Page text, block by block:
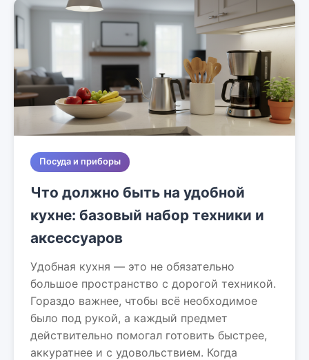
Посуда и приборы
Что должно быть на удобной
кухне: базовый набор техники и
аксессуаров
Удобная кухня — это не обязательно
большое пространство с дорогой техникой.
Гораздо важнее, чтобы всё необходимое
было под рукой, а каждый предмет
действительно помогал готовить быстрее,
аккуратнее и с удовольствием. Когда